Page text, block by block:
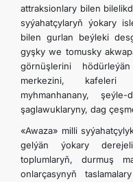
attraksionlary bilen
syýahatçylaryň ýokary
bilen gurlan beýleki
gyşky we tomusky
görnüşlerini
merkezini, kafeleri
myhmanhanany,
şaglawuklaryny, dag
«Awaza» milli
gelýän ýokary
toplumlaryň, durmuş
onlarçasynyň